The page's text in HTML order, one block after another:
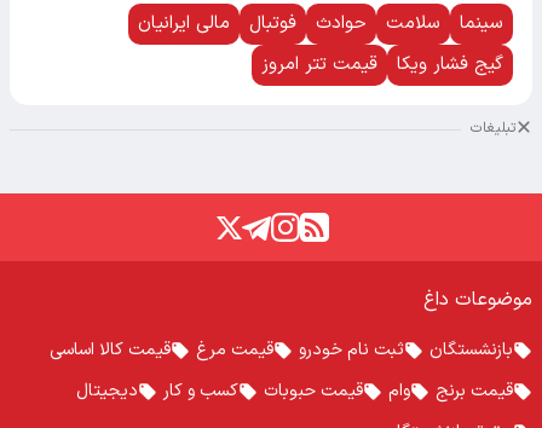
سینما سلامت حوادث فوتبال
مالی ایرانیان
گیج فشار ویکا
قیمت تتر امروز
تبلیغات
موضوعات داغ
بازنشستگان ثبت نام خودرو قیمت مرغ
قیمت کالا اساسی
قیمت برنج
وام قیمت حبوبات کسب و کار
دیجیتال